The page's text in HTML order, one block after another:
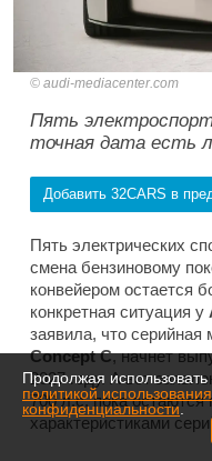
audi-mediacenter.com
Пять
точная дата есть
Добавить 32CARS в
Пять электрических
смена бензиновому
конвейером остается
конкретная ситуация у
заявила, что
Concept C, начнет
2027 году. А вот
700 л.с. пока остаются
характеристиками
Продолжая
политикой
конфиденциальности.